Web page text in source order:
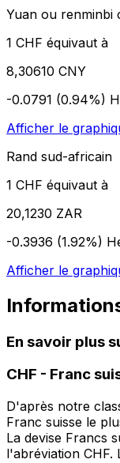
Yuan ou renminbi
1 CHF équivaut à
8,30610 CNY
-0.0791 (0.94%)
Afficher le
Rand sud-africain
1 CHF équivaut à
20,1230 ZAR
-0.3936 (1.92%)
Afficher le
En savoir plus
CHF - Franc
D'après notre
Franc suisse le
La devise Francs
l'abréviation CHF.